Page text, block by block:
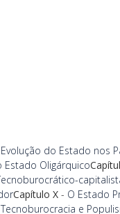
do Estado nos
Oligárquico
Capítulo X - O Estado
Tecnoburocracia e